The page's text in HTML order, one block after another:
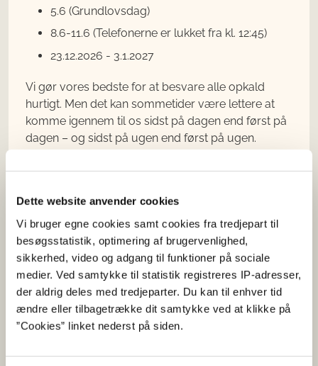
Dette website anvender cookies
Vi bruger egne cookies samt cookies fra tredjepart til
besøgsstatistik, optimering af brugervenlighed,
sikkerhed, video og adgang til funktioner på sociale
medier. Ved samtykke til statistik registreres IP-adresser,
der aldrig deles med tredjeparter. Du kan til enhver tid
ændre eller tilbagetrække dit samtykke ved at klikke på
”Cookies” linket nederst på siden.
5.6 (Grundlovsdag)
8.6-11.6 (Telefonerne er lukket fra kl. 12:45)
23.12.2026 - 3.1.2027
Vi gør vores bedste for at besvare alle opkald
hurtigt. Men det kan sommetider være lettere at
komme igennem til os sidst på dagen end først på
dagen – og sidst på ugen end først på ugen.
Pressekontakt – for
journalister